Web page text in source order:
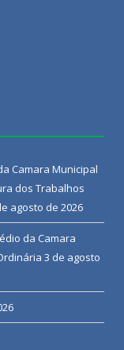
Camara Municipal
dos Trabalhos
agosto de 2026
da Camara
3 de agosto